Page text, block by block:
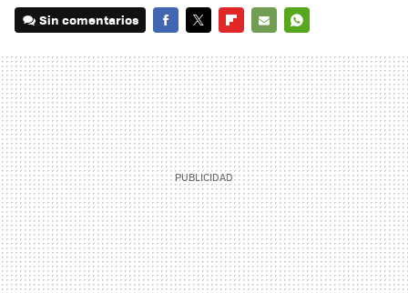
Sin comentarios
MAIL